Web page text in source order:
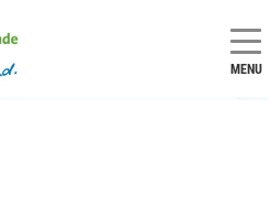
MENU